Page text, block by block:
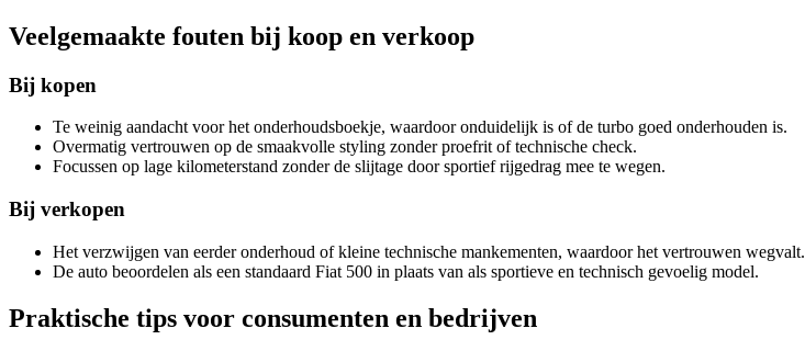
Veelgemaakte fouten bij koop en verkoop
Bij kopen
Te weinig aandacht voor het onderhoudsboekje, waardoor onduidelijk is of de turbo goed onderhouden is.
Overmatig vertrouwen op de smaakvolle styling zonder proefrit of technische check.
Focussen op lage kilometerstand zonder de slijtage door sportief rijgedrag mee te wegen.
Bij verkopen
Het verzwijgen van eerder onderhoud of kleine technische mankementen, waardoor het vertrouwen wegvalt.
De auto beoordelen als een standaard Fiat 500 in plaats van als sportieve en technisch gevoelig model.
Praktische tips voor consumenten en bedrijven